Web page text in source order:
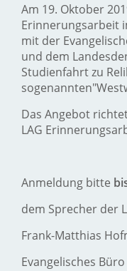
Am 19. Oktober
Erinnerungsarbeit
mit der
und dem
Studienfahrt zu
Das Angebot
LAG
Anmeldung bitte
dem Sprecher der
Frank-Matthias
Evangelisches